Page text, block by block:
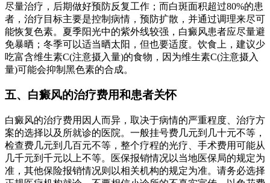
尽量治疗，后期做好预防反复工作；而白斑面积超过80%的患
者，治疗目标主要是控制病情，预防扩散，并通过调理来尽可
能恢复色素。夏季阳光中的紫外线较强，白癜风患者应尽量避
免暴晒；冬季可以适当晒太阳，但也要适度。饮食上，建议少
吃富含维生素C(注意摄入量)的食物，因为维生素C(注意摄入
量)可能会抑制黑色素的合成。
五、白癜风的治疗费用和患者关怀
白癜风的治疗费用因人而异，取决于病情的严重程度、治疗方
案的选择以及所就诊的医院。一般挂号费几元到几十元不等，
检查费几元到几百元不等，整个疗程的光疗、手术费用可能从
几千元到千元以上不等。医保报销情况以当地医保局的规定为
准，其他保险报销情况则以相关机构的规定为准。请务必选择